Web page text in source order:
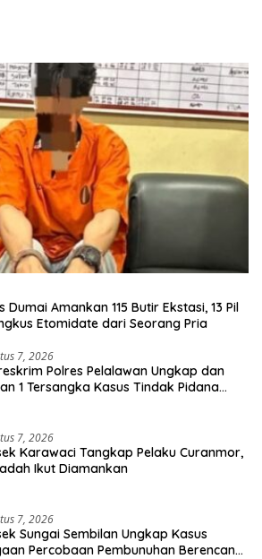
Amankan 115 Butir Ekstasi, 13 Pil
Etomidate dari Seorang Pria
7, 2026
Polres Pelalawan Ungkap dan
1 Tersangka Kasus Tindak Pidana
7, 2026
Karawaci Tangkap Pelaku Curanmor,
Ikut Diamankan
7, 2026
Sungai Sembilan Ungkap Kasus
Percobaan Pembunuhan Berencana,